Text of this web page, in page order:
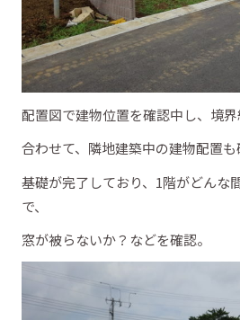
配置図で建物位置を確認中し、境界
合わせて、隣地建築中の建物配置も
基礎が完了しており、1階がどんな
で、
窓が被らないか？などを確認。